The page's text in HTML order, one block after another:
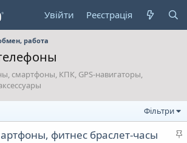
Увійти Реєстрація
работа
смартфоны, КПК, GPS-навигаторы,
Фільтри
В
фитнес браслет-часы